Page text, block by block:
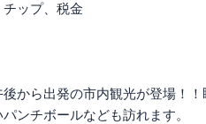
ップ、税金
から出発の市内観光が登場！
ンチボールなども訪れます。